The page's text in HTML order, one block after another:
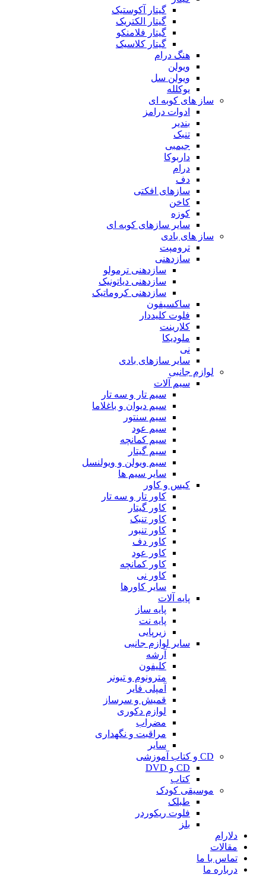
گیتار آکوستیک
گیتار الکتریک
گیتار فلامنکو
گیتار کلاسیک
هنگ درام
ویولن
ویولن سل
یوکلله
ساز های کوبه ای
ادوات درامز
بندیر
تنبک
جیمبی
داربوکا
درام
دف
سازهای افکتی
کاخن
کوزه
سایر سازهای کوبه ای
ساز های بادی
ترومپت
سازدهنی
سازدهنی ترمولو
سازدهنی دیاتونیک
سازدهنی کروماتیک
ساکسیفون
فلوت کلیددار
کلارینت
ملودیکا
نی
سایر سازهای بادی
لوازم جانبی
سیم آلات
سیم تار و سه تار
سیم دیوان و باغلاما
سیم سنتور
سیم عود
سیم کمانچه
سیم گیتار
سیم ویولن و ویولنسل
سایر سیم ها
کیس و کاور
کاور تار و سه تار
کاور گیتار
کاور تنبک
کاور تنبور
کاور دف
کاور عود
کاور کمانچه
کاور نی
سایر کاورها
پایه آلات
پایه ساز
پایه نت
زیرپایی
سایر لوازم جانبی
آرشه
کلیفون
مترونوم و تیونر
آمپلی فایر
قمیش و سرساز
لوازم دکوری
مضراب
مراقبت و نگهداری
سایر
CD و کتاب آموزشی
CD و DVD
کتاب
موسیقی کودک
طبلک
فلوت ریکوردر
بلز
دلارام
مقالات
تماس با ما
درباره ما